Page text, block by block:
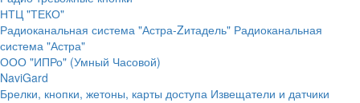
НТЦ "ТЕКО"
Радиоканальная система "Астра-Zитадель" Радиоканальная
система "Астра"
ООО "ИПРо" (Умный Часовой)
NaviGard
Брелки, кнопки, жетоны, карты доступа Извещатели и датчики